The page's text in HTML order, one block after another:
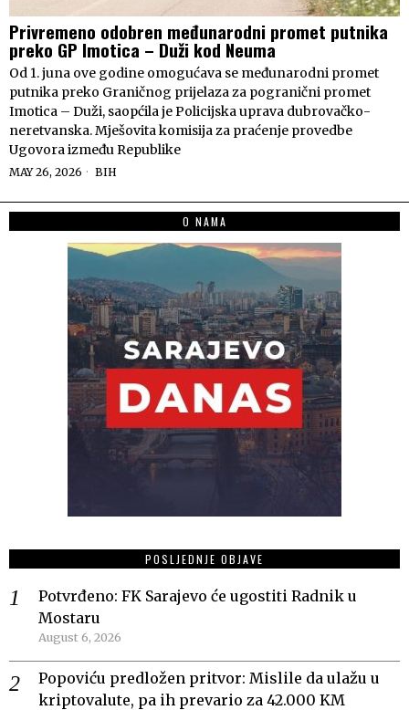
Privremeno odobren međunarodni promet putnika
preko GP Imotica – Duži kod Neuma
Od 1. juna ove godine omogućava se međunarodni promet
putnika preko Graničnog prijelaza za pogranični promet
Imotica – Duži, saopćila je Policijska uprava dubrovačko-
neretvanska. Mješovita komisija za praćenje provedbe
Ugovora između Republike
MAY 26, 2026 BIH
O NAMA
POSLJEDNJE OBJAVE
Potvrđeno: FK Sarajevo će ugostiti Radnik u
Mostaru
August 6, 2026
Popoviću predložen pritvor: Mislile da ulažu u
kriptovalute, pa ih prevario za 42.000 KM